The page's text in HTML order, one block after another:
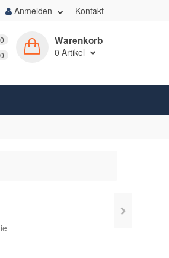
Anmelden Kontakt
0
0
Warenkorb
0 Artikel